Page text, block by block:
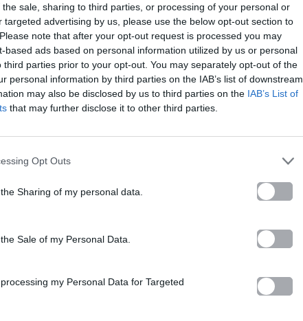
sale, sharing to third parties, or processing of your personal or
targeted advertising by us, please use the below opt-out section to
note that after your opt-out request is processed you may
based ads based on personal information utilized by us or personal
third parties prior to your opt-out. You may separately opt-out of the
personal information by third parties on the IAB’s list of downstream
may also be disclosed by us to third parties on the IAB’s List of
that may further disclose it to other third parties.
Opt Outs
Sharing of my personal data.
Sale of my Personal Data.
my Personal Data for Targeted